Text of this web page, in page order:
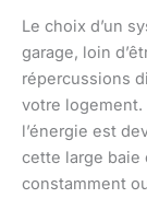
Le choix d’un
garage, loin
répercussions
votre logement.
l’énergie est
cette large baie
constamment